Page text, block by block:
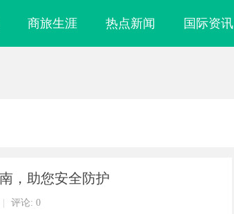
商旅生涯 热点新闻 国际资讯
，助您安全防护
评论: 0